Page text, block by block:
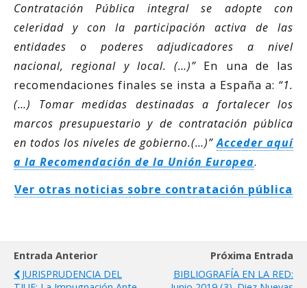
Contratación Pública integral se adopte con
celeridad y con la participación activa de las
entidades o poderes adjudicadores a nivel
nacional, regional y local. (…)” En una de las
recomendaciones finales se insta a España a: “1.
(…) Tomar medidas destinadas a fortalecer los
marcos presupuestario y de contratación pública
en todos los niveles de gobierno.(…)” Acceder aquí
a la Recomendación de la Unión Europea.
Ver otras noticias sobre contratación pública
Entrada Anterior
JURISPRUDENCIA DEL
Próxima Entrada
BIBLIOGRAFÍA EN LA RED: